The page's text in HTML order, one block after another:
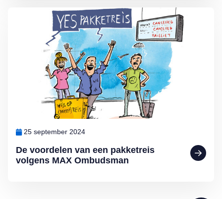
De voordelen van een pakketreis
volgens MAX Ombudsman
25 september 2024
Lees meer over De voordelen van een pakketreis volgens MAX